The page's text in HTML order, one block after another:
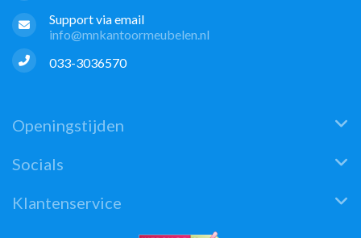
Support via email
info@mnkantoormeubelen.nl
033-3036570
Openingstijden
Socials
Klantenservice